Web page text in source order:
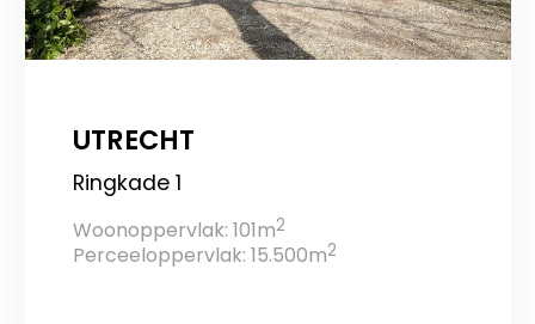
UTRECHT
Ringkade 1
Woonoppervlak: 101m2
Perceeloppervlak: 15.500m2